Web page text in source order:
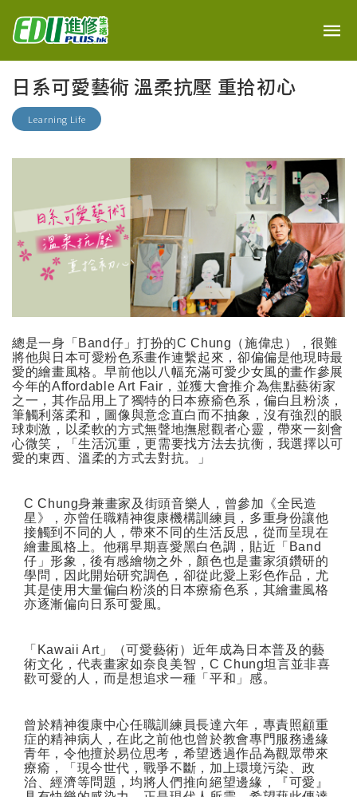
日系可愛藝術 溫柔抗壓 重拾初心
Learning Life
總是一身「 Band仔」打扮的C Chung （施偉忠），很難
將他與日本可愛粉色系畫作連繫起來，卻偏偏是他現時最
愛的繪畫風格。早前他以八幅充滿可愛少女風的畫作參展
今年的Affordable Art Fair ，並獲大會推介為焦點藝術家
之一，其作品用上了獨特的日本療瘉色系，偏白且粉淡，
筆觸利落柔和，圖像與意念直白而不抽象，沒有強烈的眼
球刺激，以柔軟的方式無聲地撫慰觀者心靈，帶來一刻會
心微笑，「生活沉重，更需要找方法去抗衡，我選擇以可
愛的東西、溫柔的方式去對抗。」
C Chung身兼畫家及街頭音樂人，曾參加《全民造
星》，亦曾任職精神復康機構訓練員，多重身份讓他
接觸到不同的人，帶來不同的生活反思，從而呈現在
繪畫風格上。他稱早期喜愛黑白色調，貼近「 Band
仔」形象，後有感繪物之外，顏色也是畫家須鑽研的
學問，因此開始研究調色，卻從此愛上彩色作品，尤
其是使用大量偏白粉淡的日本療瘉色系，其繪畫風格
亦逐漸偏向日系可愛風。
「 Kawaii Art 」（可愛藝術）近年成為日本普及的藝
術文化，代表畫家如奈良美智， C Chung坦言並非喜
歡可愛的人，而是想追求一種「平和」感。
曾於精神復康中心任職訓練員長達六年，專責照顧重
症的精神病人，在此之前他也曾於教會專門服務邊緣
青年，令他擅於易位思考，希望透過作品為觀眾帶來
療瘉，「現今世代，戰爭不斷，加上環境污染、政
治、經濟等問題，均將人們推向絕望邊緣，『可愛』